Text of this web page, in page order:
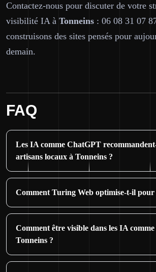
Contactez-nous pour discuter de votre
visibilité IA à Tonneins : 06 08 31 07
construisons des sites pensés pour
demain.
FAQ
Les IA comme ChatGPT
artisans locaux à Tonneins ?
Comment Turing Web optimise-t-il pour
Comment être visible dans les IA
Tonneins ?